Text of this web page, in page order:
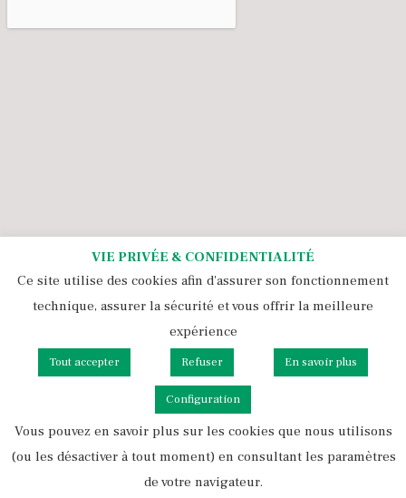
Tous droits réservés 2021 - 2026 Pépinière Ezavin
Politique de cookies et rgpd
Mentions légales & CGU
CGV
Création Malibellule
VIE PRIVÉE & CONFIDENTIALITÉ
Ce site utilise des cookies afin d'assurer son fonctionnement
technique, assurer la sécurité et vous offrir la meilleure
expérience
Tout accepter Refuser En savoir plus
Configuration
Vous pouvez en savoir plus sur les cookies que nous utilisons
(ou les désactiver à tout moment) en consultant les paramètres
de votre navigateur.